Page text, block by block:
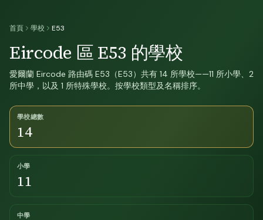
首頁 學校 E53
Eircode 區 E53 的學校
愛爾蘭 Eircode 路由碼 E53（E53）共有 14 所學校——11 所小學、2
所中學，以及 1 所特殊學校。按學校類型及名稱排序。
學校總數
14
小學
11
中學